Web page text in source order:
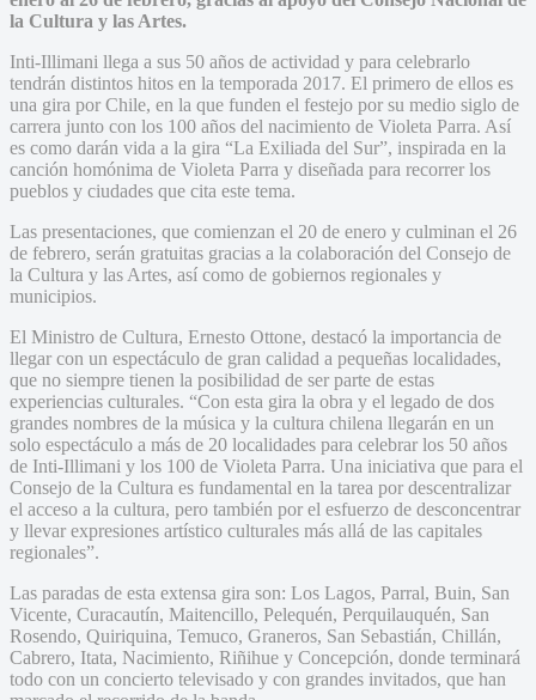
la Cultura y las Artes.
Inti-Illimani llega a sus 50 años de actividad y para celebrarlo
tendrán distintos hitos en la temporada 2017. El primero de ellos es
una gira por Chile, en la que funden el festejo por su medio siglo de
carrera junto con los 100 años del nacimiento de Violeta Parra. Así
es como darán vida a la gira “La Exiliada del Sur”, inspirada en la
canción homónima de Violeta Parra y diseñada para recorrer los
pueblos y ciudades que cita este tema.
Las presentaciones, que comienzan el 20 de enero y culminan el 26
de febrero, serán gratuitas gracias a la colaboración del Consejo de
la Cultura y las Artes, así como de gobiernos regionales y
municipios.
El Ministro de Cultura, Ernesto Ottone, destacó la importancia de
llegar con un espectáculo de gran calidad a pequeñas localidades,
que no siempre tienen la posibilidad de ser parte de estas
experiencias culturales. “Con esta gira la obra y el legado de dos
grandes nombres de la música y la cultura chilena llegarán en un
solo espectáculo a más de 20 localidades para celebrar los 50 años
de Inti-Illimani y los 100 de Violeta Parra. Una iniciativa que para el
Consejo de la Cultura es fundamental en la tarea por descentralizar
el acceso a la cultura, pero también por el esfuerzo de desconcentrar
y llevar expresiones artístico culturales más allá de las capitales
regionales”.
Las paradas de esta extensa gira son: Los Lagos, Parral, Buin, San
Vicente, Curacautín, Maitencillo, Pelequén, Perquilauquén, San
Rosendo, Quiriquina, Temuco, Graneros, San Sebastián, Chillán,
Cabrero, Itata, Nacimiento, Riñihue y Concepción, donde terminará
todo con un concierto televisado y con grandes invitados, que han